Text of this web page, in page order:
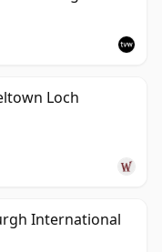
Loch
International